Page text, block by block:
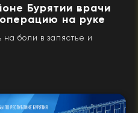
Бурятии врачи
на руке
боли в запястье и